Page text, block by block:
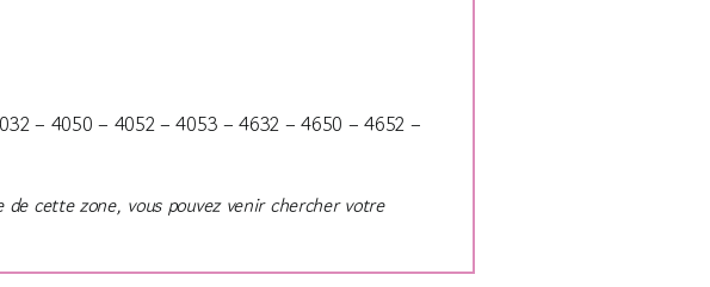
– 4050 – 4052 – 4053 – 4632 – 4650 – 4652 –
cette zone, vous pouvez venir chercher votre